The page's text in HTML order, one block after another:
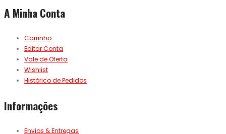
A Minha Conta
Carrinho
Editar Conta
Vale de Oferta
Wishlist
Histórico de Pedidos
Informações
Envios & Entregas